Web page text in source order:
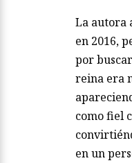
La autora
en 2016,
por
reina era
como fiel
en un